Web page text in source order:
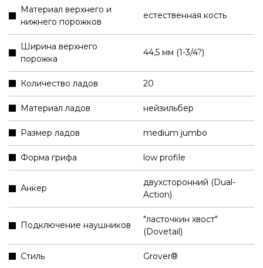
Материал верхнего и
нижнего порожков
естественная кость
Ширина верхнего
порожка
44,5 мм (1-3/4?)
Количество ладов 20
Материал ладов нейзильбер
Размер ладов medium jumbo
Форма грифа low profile
Анкер
двухсторонний (Dual-
Action)
Подключение наушников
"ласточкин хвост"
(Dovetail)
Стиль Grover®